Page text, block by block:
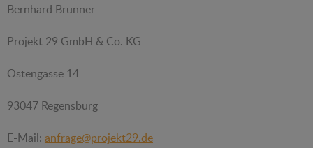
Bernhard Brunner
Projekt 29 GmbH & Co. KG
Ostengasse 14
93047 Regensburg
E-Mail: anfrage@projekt29.de